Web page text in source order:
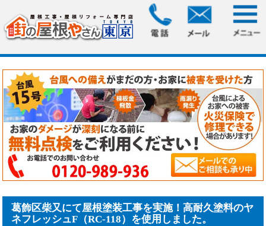
> 葛飾区柴又にて屋根塗装工事を実施！高
耐久塗料のヤネフレッシュ.....
葛飾区柴又にて屋根塗装工事を実施！高耐久塗料のヤ
ネフレッシュF（RC-118）を使用しました。